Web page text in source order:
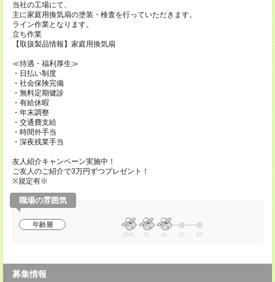
当社の工場にて、
主に家庭用換気扇の塗装・検査を行っていただきます。
ライン作業となります。
立ち作業
【取扱製品情報】家庭用換気扇
≪待遇・福利厚生≫
・日払い制度
・社会保険完備
・無料定期健診
・有給休暇
・年末調整
・交通費支給
・時間外手当
・深夜残業手当
友人紹介キャンペーン実施中！
ご友人のご紹介で3万円ずつプレゼント！
※規定有※
職場の雰囲気
年齢層
20代 30 40 50 60
募集情報